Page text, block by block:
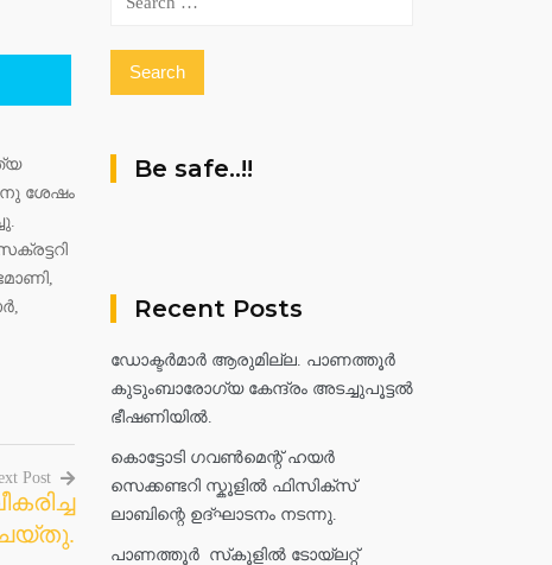
ശേഷം
Post
Be safe..!!
Recent Posts
ഡോക്ടർമാർ ആരുമില്ല. പാണത്തൂർ
കുടുംബാരോഗ്യ കേന്ദ്രം അടച്ചുപൂട്ടൽ
ഭീഷണിയിൽ.
കൊട്ടോടി ഗവൺമെന്റ് ഹയർ
സെക്കണ്ടറി സ്കൂളിൽ ഫിസിക്സ്
ലാബിന്റെ ഉദ്ഘാടനം നടന്നു.
പാണത്തൂർ സ്‌കൂളിൽ ടോയ്ലറ്റ്